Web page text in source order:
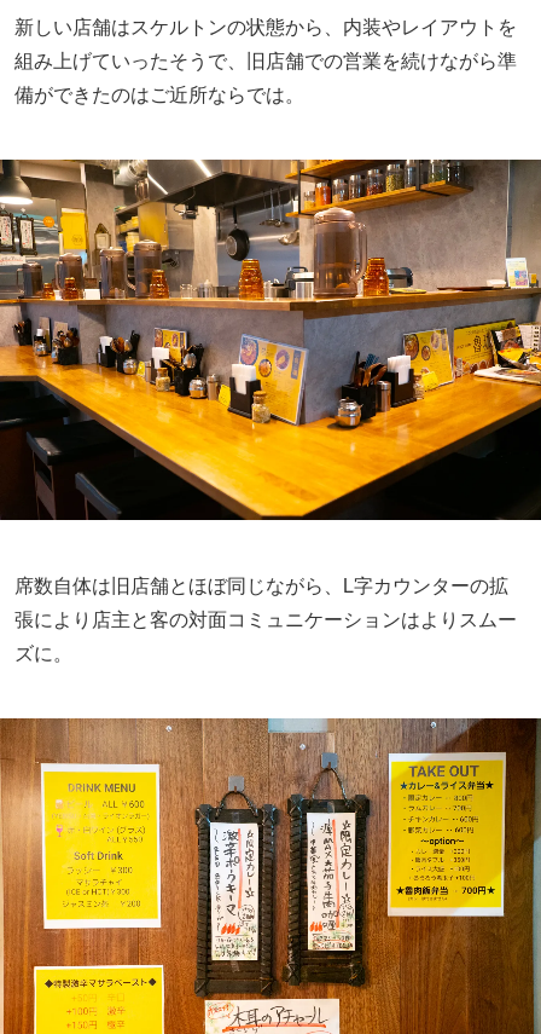
新しい店舗はスケルトンの状態から、内装やレイアウトを
組み上げていったそうで、旧店舗での営業を続けながら準
備ができたのはご近所ならでは。
席数自体は旧店舗とほぼ同じながら、L字カウンターの拡
張により店主と客の対面コミュニケーションはよりスムー
ズに。